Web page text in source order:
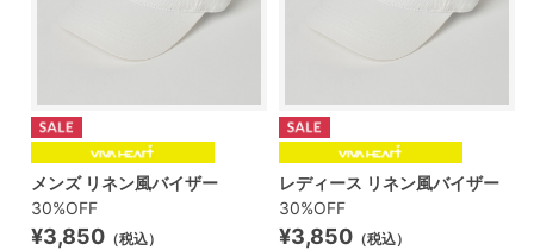
メンズ リネン風バイザー
30%OFF
¥3,850 （税込）
レディース リネン風バイザー
30%OFF
¥3,850 （税込）